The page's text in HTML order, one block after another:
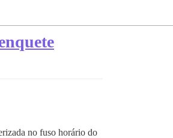
no fuso horário do